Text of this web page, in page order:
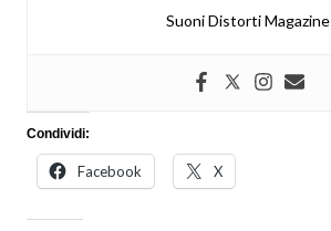
Suoni Distorti Magazine
Condividi:
Facebook X